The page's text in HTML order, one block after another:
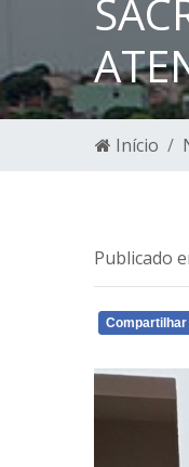
Início
Publicado
Compartilhar